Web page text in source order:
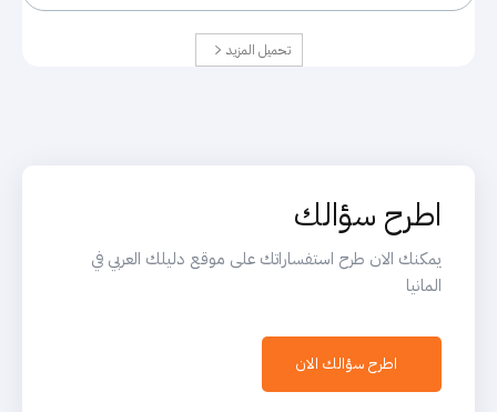
تحميل المزيد
اطرح سؤالك
يمكنك الان طرح استفساراتك على موقع دليلك العربي في
المانيا
اطرح سؤالك الان